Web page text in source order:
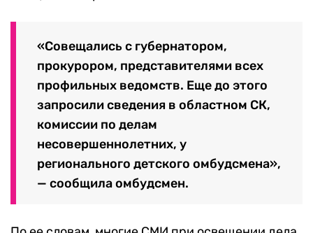
«Совещались с губернатором,
прокурором, представителями всех
профильных ведомств. Еще до этого
запросили сведения в областном СК,
комиссии по делам
несовершеннолетних, у
регионального детского омбудсмена»,
— сообщила омбудсмен.